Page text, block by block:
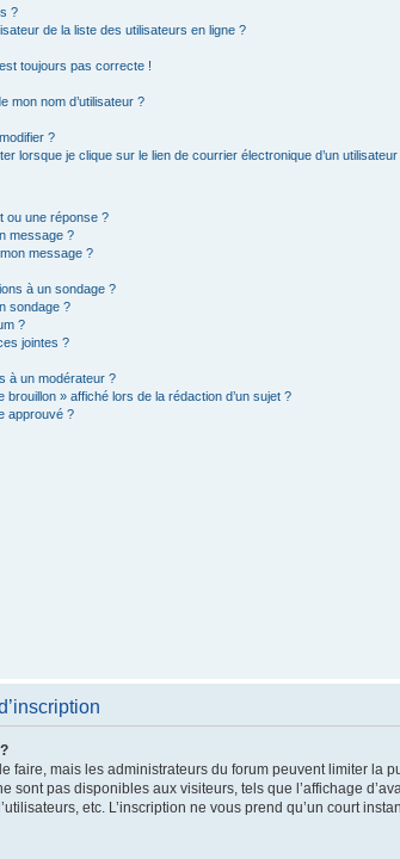
?
de la liste des utilisateurs en ligne ?
toujours pas correcte !
mon nom d’utilisateur ?
?
lorsque je clique sur le lien de courrier électronique d’un utilisateur
ou une réponse ?
message ?
message ?
à un sondage ?
sondage ?
?
jointes ?
à un modérateur ?
» affiché lors de la rédaction d’un sujet ?
approuvé ?
faire, mais les administrateurs du forum peuvent limiter
sont pas disponibles aux visiteurs, tels que l’affichage
etc. L’inscription ne vous prend qu’un court